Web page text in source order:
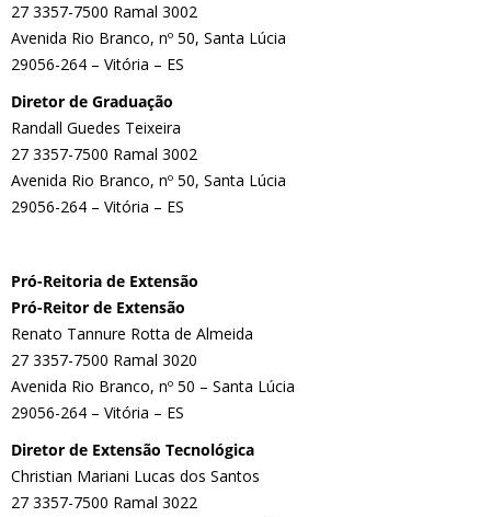
27 3357-7500 Ramal 3002
Avenida Rio Branco, nº 50, Santa Lúcia
29056-264 – Vitória – ES
Diretor de Graduação
Randall Guedes Teixeira
27 3357-7500 Ramal 3002
Avenida Rio Branco, nº 50, Santa Lúcia
29056-264 – Vitória – ES
Pró-Reitoria de Extensão
Pró-Reitor de Extensão
Renato Tannure Rotta de Almeida
27 3357-7500 Ramal 3020
Avenida Rio Branco, nº 50 – Santa Lúcia
29056-264 – Vitória – ES
Diretor de Extensão Tecnológica
Christian Mariani Lucas dos Santos
27 3357-7500 Ramal 3022